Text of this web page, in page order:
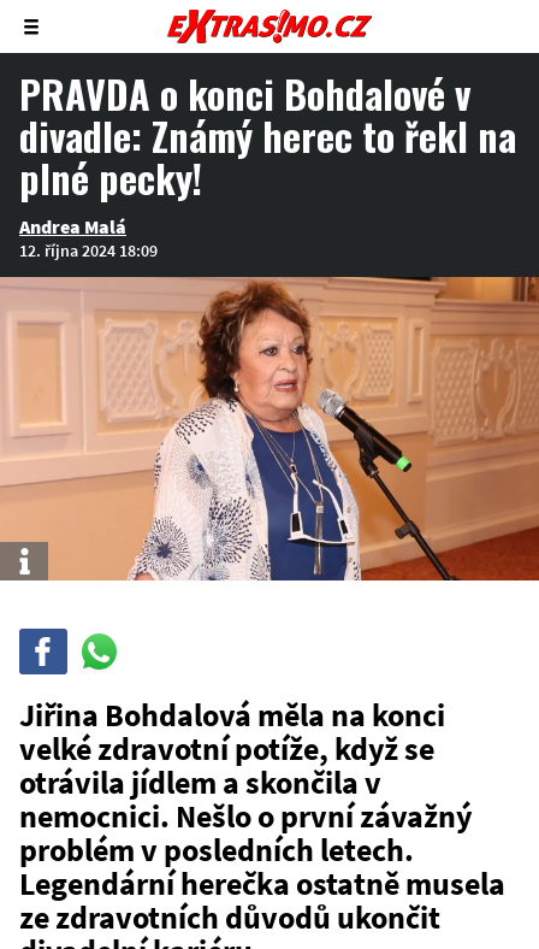
Zobrazit/skrýt
menu
PRAVDA o konci Bohdalové v
divadle: Známý herec to řekl na
plné pecky!
Andrea Malá
12. října 2024 18:09
Info
Sdílej
WhatsAppu
Jiřina Bohdalová měla na konci
velké zdravotní potíže, když se
otrávila jídlem a skončila v
nemocnici. Nešlo o první závažný
problém v posledních letech.
Legendární herečka ostatně musela
ze zdravotních důvodů ukončit